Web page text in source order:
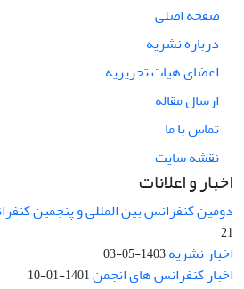
صفحه اصلی
درباره نشریه
اعضای هیات تحریریه
ارسال مقاله
تماس با ما
نقشه سایت
اخبار و اعلانات
دومین کنفرانس بین المللی و پنجمین
21
اخبار نشریه1403-05-03
اخبار کنفرانس های انجمن1401-01-10